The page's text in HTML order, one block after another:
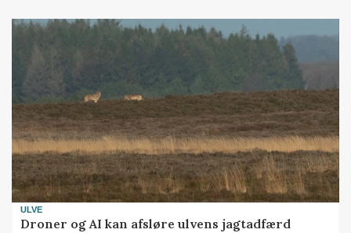
ULVE
Droner og AI kan afsløre ulvens jagtadfærd